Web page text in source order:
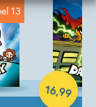
13
16,99
Hardcover